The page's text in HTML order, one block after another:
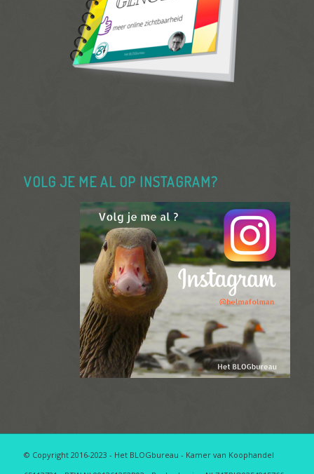
VOLG JE ME AL OP INSTAGRAM?
© Copyright 2016-2023 - Het BLOGbureau - Kamer van Koophandel